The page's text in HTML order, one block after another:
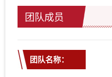
团队成员
团队名称：